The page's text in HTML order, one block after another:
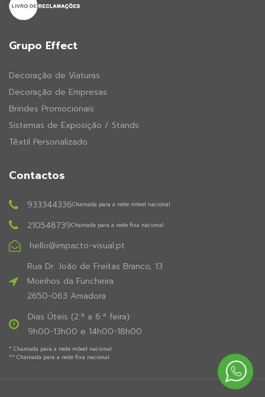
Grupo Effect
Decoração de Viaturas
Decoração de Empresas
Brindes Promocionais
Sistemas de Exposição / Stands
Têxtil Personalizado
Contactos
933344336Chamada para a rede móvel nacional
210548739Chamada para a rede fixa nacional
hello@impacto-visual.pt
Rua Dr. João de Freitas Branco, 13
Moinhos da Funcheira
2650-063 Amadora
Dias Úteis (2.ª a 6.ª feira):
9h00-13h00 e 14h00-18h00
* Chamada para a rede móvel nacional
** Chamada para a rede fixa nacional